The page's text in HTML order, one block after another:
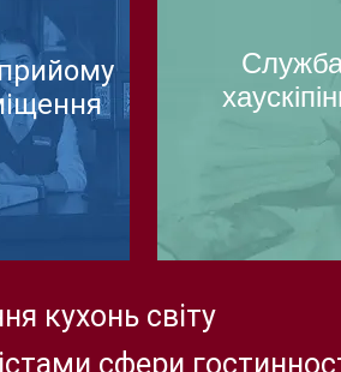
кухонь світу
сфери